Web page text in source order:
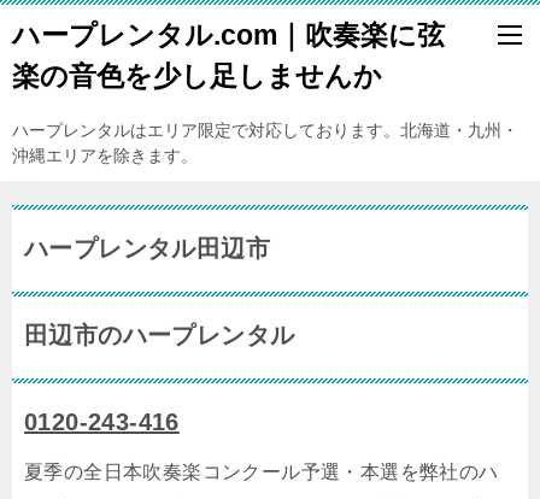
ハープレンタル.com｜吹奏楽に弦
楽の音色を少し足しませんか
ハープレンタルはエリア限定で対応しております。北海道・九州・
沖縄エリアを除きます。
ハープレンタル田辺市
田辺市のハープレンタル
0120-243-416
夏季の全日本吹奏楽コンクール予選・本選を弊社のハ